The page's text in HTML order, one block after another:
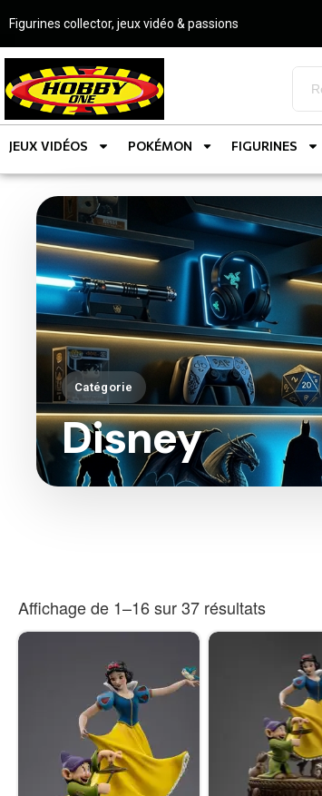
Figurines collector, jeux vidéo & passions
JEUX VIDÉOS POKÉMON FIGURINES
Catégorie
Disney
Affichage de 1–16 sur 37 résultats